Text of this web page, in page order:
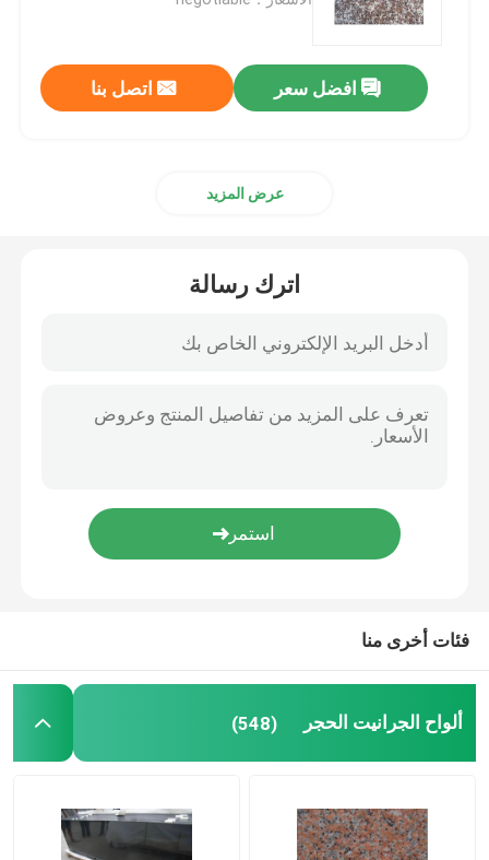
قرميد رخاميّ حجريّ
حجارة أبيض رخاميّ
الرخام الوريد الخشب
حجر الكوارتز الاصطناعي
كونترتوب الحجر الطبيعي
افضل سعر اتصل بنا
عرض المزيد
اترك رسالة
فئات أخرى منا
ألواح الجرانيت الحجر (548)